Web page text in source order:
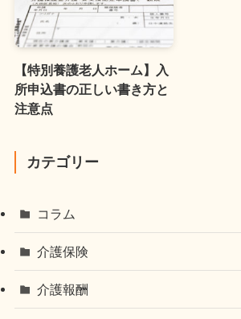
【特別養護老人ホーム】入
所申込書の正しい書き方と
注意点
カテゴリー
コラム
介護保険
介護報酬